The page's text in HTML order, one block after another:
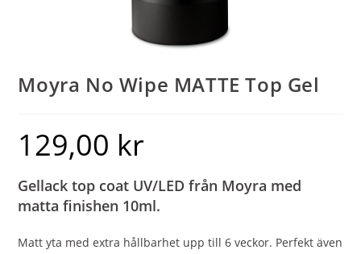
Moyra No Wipe MATTE Top Gel
129,00 kr
Gellack top coat UV/LED från Moyra med
matta finishen 10ml.
Matt yta med extra hållbarhet upp till 6 veckor. Perfekt även